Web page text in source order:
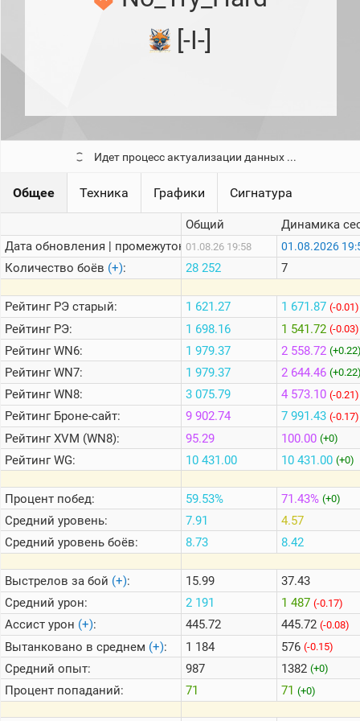
прошлый
месяц)
игроков
последние
1000
стримеров
Онлайн
Цветовая
шкала
Теlegram
ВК
Портал
Мира
[-I-]
Идет процесс актуализации данных ...
Общее Техника Графики Сигнатура
Дата обновления | промежуток:
Количество боёв (+):
РейтингРЭ старый:
РейтингРЭ:
РейтингWN6:
РейтингWN7:
РейтингWN8:
РейтингБроне-сайт:
РейтингXVM (WN8):
РейтингWG:
Процент побед:
Средний уровень:
Средний уровень боёв:
Выстрелов за бой (+):
Средний урон:
Ассист урон (+):
Вытанковано в среднем (+):
Средний опыт:
Процент попаданий:
Общий
01.08.26 19:58
28 252
1 621.27
1 698.16
1 979.37
1 979.37
3 075.79
9 902.74
95.29
10 431.00
59.53%
7.91
8.73
15.99
2 191
445.72
1 184
987
71
Динамика
01.08.2026
7
1 671.87 (-0.01)
1 541.72 (-0.03)
2 558.72
2 644.46
4 573.10 (-0.21)
7 991.43 (-0.17)
100.00 (+0)
10 431.00 (+0)
71.43% (+0)
4.57
8.42
37.43
1 487 (-0.17)
445.72 (-0.08)
576 (-0.15)
1382 (+0)
71 (+0)